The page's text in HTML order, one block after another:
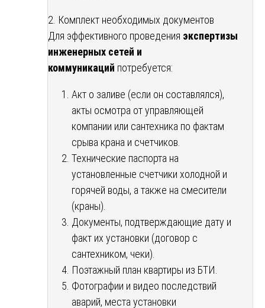
2. Комплект необходимых документов
Для эффективного проведения экспертизы
инженерных сетей и
коммуникаций потребуется:
Акт о заливе (если он составлялся),
акты осмотра от управляющей
компании или сантехника по фактам
срыва крана и счетчиков.
Технические паспорта на
установленные счетчики холодной и
горячей воды, а также на смесители
(краны).
Документы, подтверждающие дату и
факт их установки (договор с
сантехником, чеки).
Поэтажный план квартиры из БТИ.
Фотографии и видео последствий
аварий, места установки